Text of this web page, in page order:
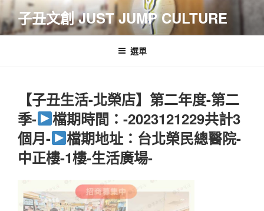
跳
至
主
子丑文創 JUST JUMP CULTURE
選單
【子丑生活-北榮店】第二年度-第二
季-
檔期時間：-2023121229共計3
個月-
檔期地址：台北榮民總醫院-
中正樓-1樓-生活廣場-